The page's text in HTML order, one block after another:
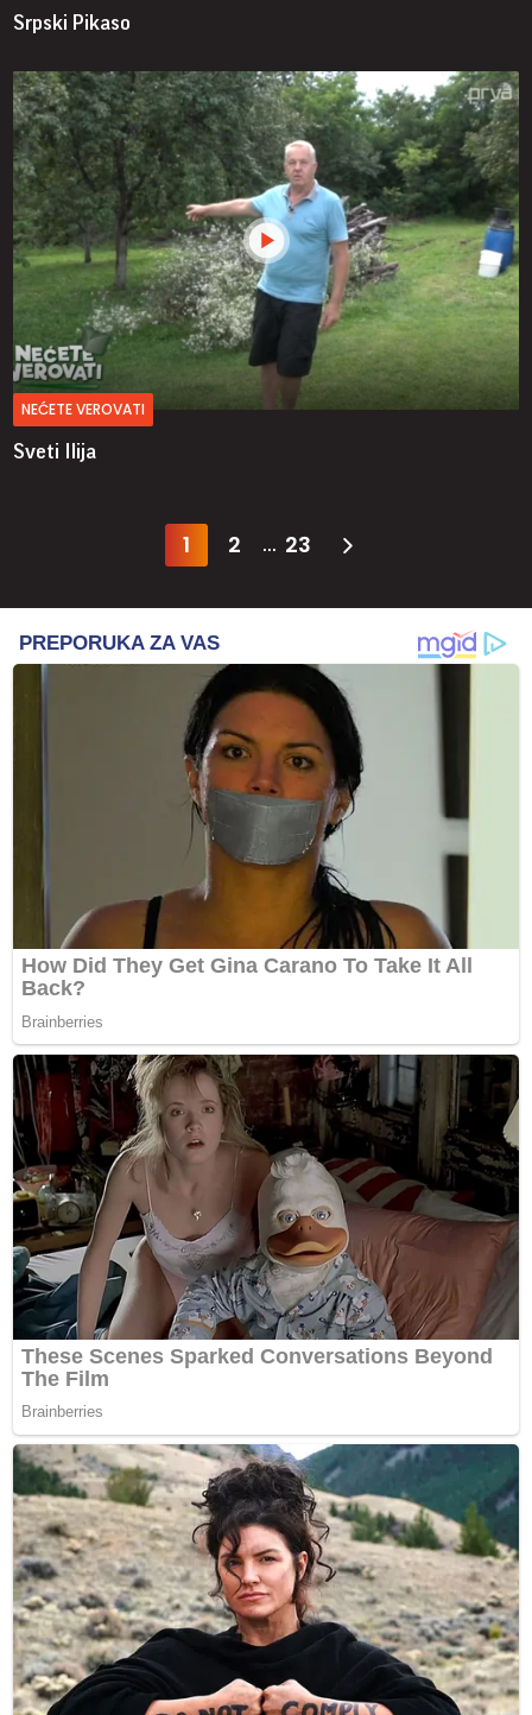
Srpski Pikaso
NEĆETE VEROVATI
Sveti Ilija
1 2 ... 23